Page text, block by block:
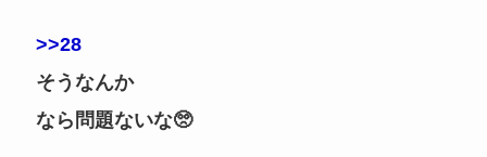
>>28
そうなんか
なら問題ないな🥺